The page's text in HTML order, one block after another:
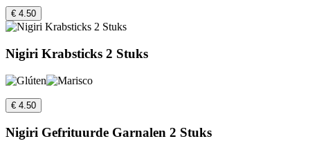
€ 4.50
Nigiri Krabsticks 2 Stuks
€ 4.50
Nigiri Gefrituurde Garnalen 2 Stuks